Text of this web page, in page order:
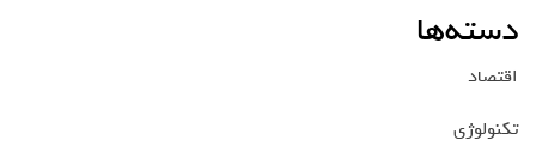
دسته‌ها
اقتصاد
تکنولوژی